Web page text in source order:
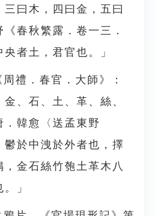
曰木，四曰金，五曰
春秋繁露．卷一三．
者土，君官也。」
禮．春官．大師》：
金、石、土、革、絲、
韓愈〈送孟東野
鬱於中洩於外者也，擇
金石絲竹匏土革木八
」